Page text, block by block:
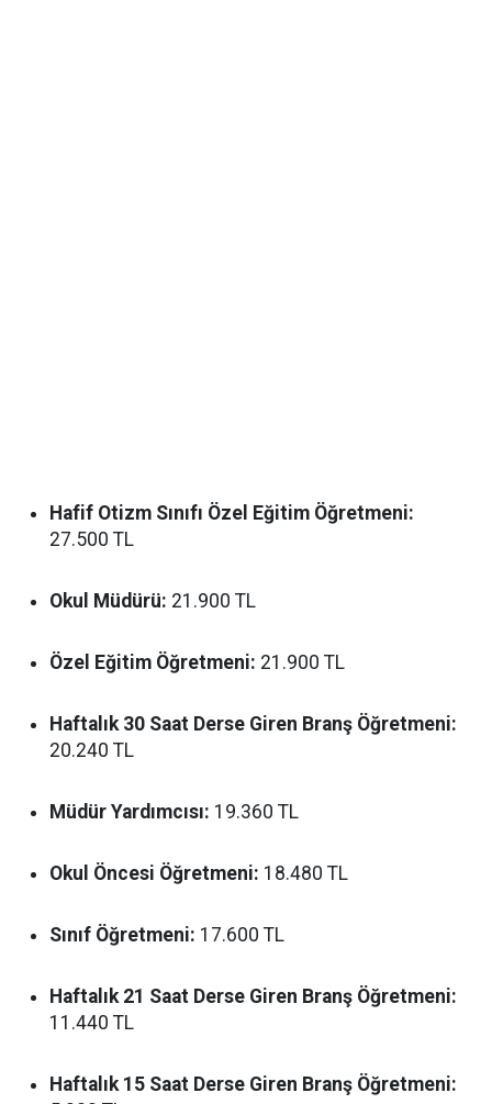
Hafif Otizm Sınıfı Özel Eğitim Öğretmeni:
27.500 TL
Okul Müdürü: 21.900 TL
Özel Eğitim Öğretmeni: 21.900 TL
Haftalık 30 Saat Derse Giren Branş Öğretmeni:
20.240 TL
Müdür Yardımcısı: 19.360 TL
Okul Öncesi Öğretmeni: 18.480 TL
Sınıf Öğretmeni: 17.600 TL
Haftalık 21 Saat Derse Giren Branş Öğretmeni:
11.440 TL
Haftalık 15 Saat Derse Giren Branş Öğretmeni: